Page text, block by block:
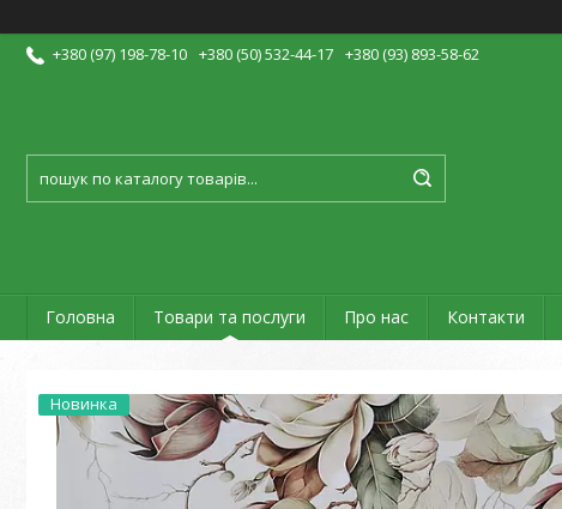
+380 (97) 198-78-10 +380 (50) 532-44-17 +380 (93) 893-58-62
Головна Товари та послуги Про нас Контакти
Новинка